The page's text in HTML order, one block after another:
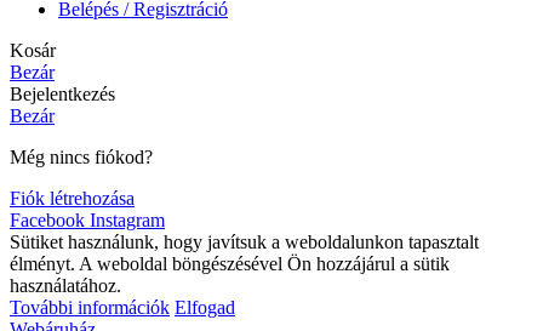
Belépés / Regisztráció
Kosár
Bezár
Bejelentkezés
Bezár
Még nincs fiókod?
Fiók létrehozása
Facebook Instagram
Sütiket használunk, hogy javítsuk a weboldalunkon tapasztalt
élményt. A weboldal böngészésével Ön hozzájárul a sütik
használatához.
További információk Elfogad